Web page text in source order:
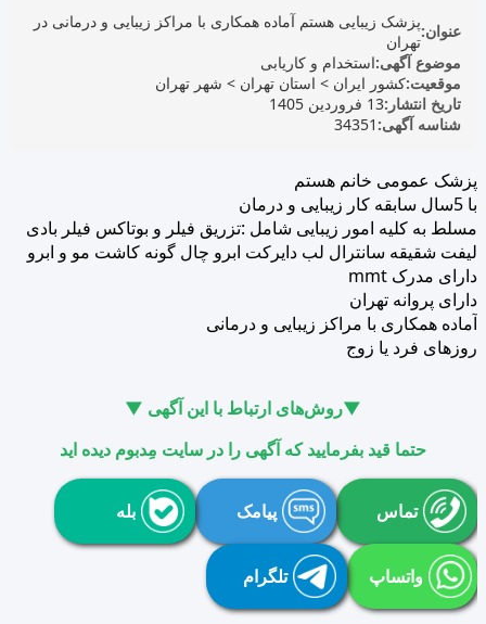
عنوان:پزشک زیبایی هستم آماده همکاری با مراکز زیبایی و درمانی در
تهران
موضوع آگهی:استخدام و کاریابی
موقعیت:کشور ایران > استان تهران > شهر تهران
تاریخ انتشار:13 فروردین 1405
شناسه آگهی: 34351
پزشک عمومی خانم هستم
با 5سال سابقه کار زیبایی و درمان
مسلط به کلیه امور زیبایی شامل :تزریق فیلر و بوتاکس فیلر بادی
لیفت شقیقه سانترال لب دایرکت ابرو چال گونه کاشت مو و ابرو
دارای مدرک mmt
دارای پروانه تهران
آماده همکاری با مراکز زیبایی و درمانی
روزهای فرد یا زوج
▼روش‌های ارتباط با این آگهی ▼
حتما قید بفرمایید که آگهی را در سایت مِدبوم دیده اید
تماس پیامک بله
واتساپ تلگرام